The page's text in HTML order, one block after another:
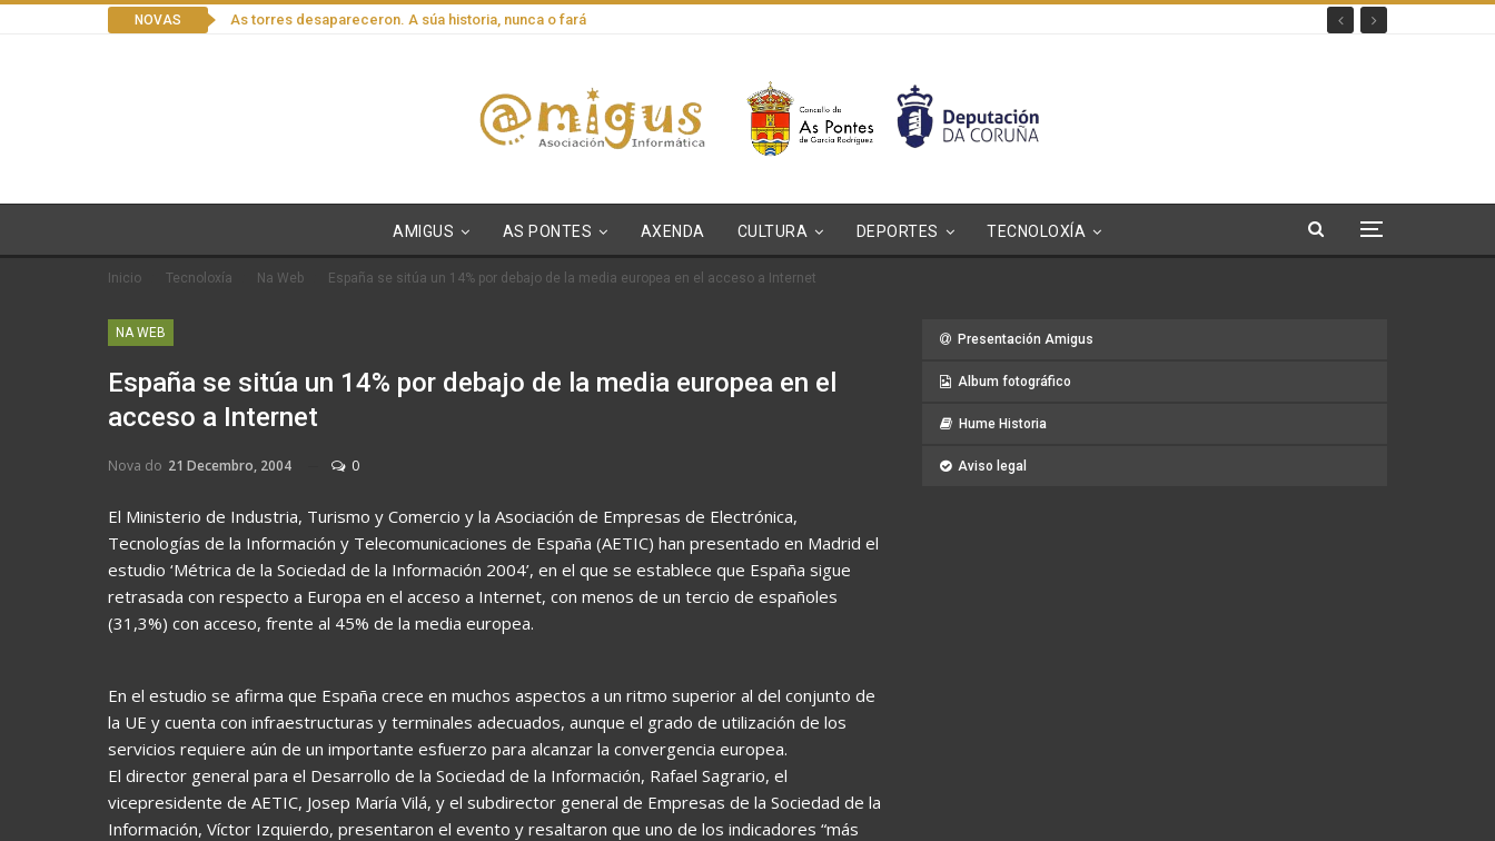
NOVAS As torres desapareceron. A súa historia, nunca o fará
AMIGUS AS PONTES AXENDA CULTURA DEPORTES TECNOLOXÍA
Inicio Tecnoloxía Na Web España se sitúa un 14% por debajo de la media europea en el acceso a Internet
NA WEB
España se sitúa un 14% por debajo de la media europea en el
acceso a Internet
Nova do 21 Decembro, 2004 0
El Ministerio de Industria, Turismo y Comercio y la Asociación de Empresas de Electrónica,
Tecnologías de la Información y Telecomunicaciones de España (AETIC) han presentado en Madrid el
estudio ‘Métrica de la Sociedad de la Información 2004’, en el que se establece que España sigue
retrasada con respecto a Europa en el acceso a Internet, con menos de un tercio de españoles
(31,3%) con acceso, frente al 45% de la media europea.
En el estudio se afirma que España crece en muchos aspectos a un ritmo superior al del conjunto de
la UE y cuenta con infraestructuras y terminales adecuados, aunque el grado de utilización de los
servicios requiere aún de un importante esfuerzo para alcanzar la convergencia europea.
El director general para el Desarrollo de la Sociedad de la Información, Rafael Sagrario, el
vicepresidente de AETIC, Josep María Vilá, y el subdirector general de Empresas de la Sociedad de la
Información, Víctor Izquierdo, presentaron el evento y resaltaron que uno de los indicadores “más
Presentación Amigus
Album fotográfico
Hume Historia
Aviso legal